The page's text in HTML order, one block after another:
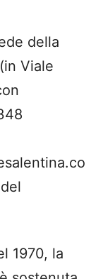
della
Viale
1970, la